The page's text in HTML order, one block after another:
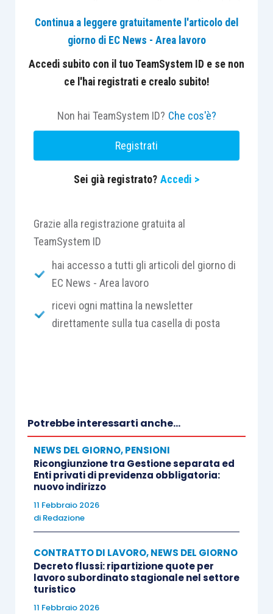
del lavoro da svolgere, restando diversamente
irrilevante la condotta colposa del lavoratore, sia
sotto il profilo causale che sotto quello dell’entità
del risarcimento, atteso che la
ratio
di ogni
prevenire le condizioni di rischio insite negli
ambienti di lavoro e nella possibile negligenza,
imprudenza o imperizia dei lavoratori.
Centro Studi Lavoro e Previdenza – Euroconference
ti consiglia:
Continua a leggere gratuitamente l'articolo del
giorno di EC News - Area lavoro
Accedi subito con il tuo TeamSystem ID e se non
ce l'hai registrati e crealo subito!
Non hai TeamSystem ID? Che cos'è?
Registrati
Sei già registrato? Accedi >
Grazie alla registrazione gratuita al
TeamSystem ID
hai accesso a tutti gli articoli del giorno di
EC News - Area lavoro
ricevi ogni mattina la newsletter
direttamente sulla tua casella di posta
Potrebbe interessarti anche...
NEWS DEL GIORNO,PENSIONI
Ricongiunzione tra Gestione separata ed
Enti privati di previdenza obbligatoria:
nuovo indirizzo
11 Febbraio 2026
di Redazione
CONTRATTO DI LAVORO,NEWS DEL GIORNO
Decreto flussi: ripartizione quote per
lavoro subordinato stagionale nel settore
turistico
11 Febbraio 2026